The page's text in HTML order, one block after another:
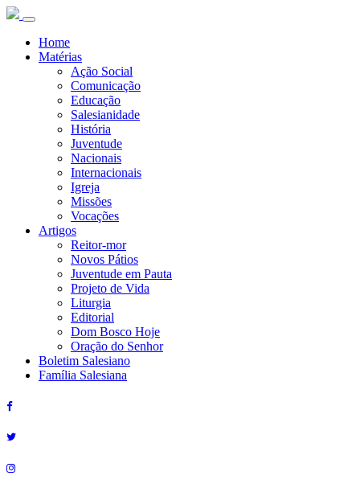
Home
Matérias
Ação Social
Comunicação
Educação
Salesianidade
História
Juventude
Nacionais
Internacionais
Igreja
Missões
Vocações
Artigos
Reitor-mor
Novos Pátios
Juventude em Pauta
Projeto de Vida
Liturgia
Editorial
Dom Bosco Hoje
Oração do Senhor
Boletim Salesiano
Família Salesiana